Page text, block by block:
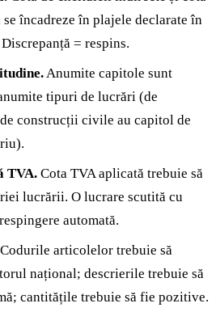
încadreze în plajele declarate în
= respins.
Anumite capitole sunt
tipuri de lucrări (de
construcții civile au capitol de
TVA. Cota TVA aplicată trebuie să
lucrării. O lucrare scutită cu
automată.
Codurile articolelor trebuie să
național; descrierile trebuie să
cantitățile trebuie să fie pozitive.